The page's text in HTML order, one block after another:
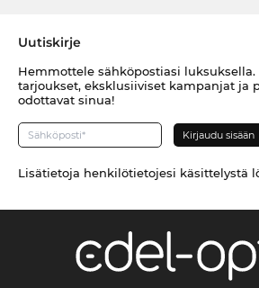
Uutiskirje
Hemmottele sähköpostiasi luksuksella.
tarjoukset, eksklusiiviset kampanjat ja
odottavat sinua!
Lisätietoja henkilötietojesi käsittelystä